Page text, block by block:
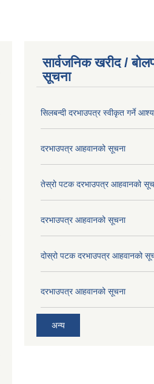
सार्वजनिक खरीद /
सूचना
सिलबन्दी दरभाउपत्र स्वीकृत गर्ने
दरभाउपत्र आहवानको सूचना
तेस्रो पटक दरभाउपत्र आहवानको
दरभाउपत्र आहवानको सूचना
दोस्रो पटक दरभाउपत्र आहवानको
दरभाउपत्र आहवानको सूचना
अन्य